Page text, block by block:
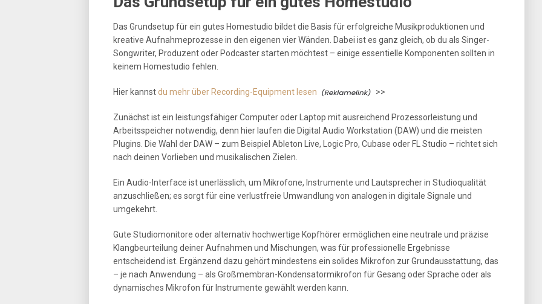
Das Grundsetup für ein gutes Homestudio bildet die Basis für erfolgreiche Musikproduktionen und
kreative Aufnahmeprozesse in den eigenen vier Wänden. Dabei ist es ganz gleich, ob du als Singer-
Songwriter, Produzent oder Podcaster starten möchtest – einige essentielle Komponenten sollten in
keinem Homestudio fehlen.
Hier kannstdu mehr über Recording-Equipment lesen >>
Zunächst ist ein leistungsfähiger Computer oder Laptop mit ausreichend Prozessorleistung und
Arbeitsspeicher notwendig, denn hier laufen die Digital Audio Workstation (DAW) und die meisten
Plugins. Die Wahl der DAW – zum Beispiel Ableton Live, Logic Pro, Cubase oder FL Studio – richtet sich
nach deinen Vorlieben und musikalischen Zielen.
Ein Audio-Interface ist unerlässlich, um Mikrofone, Instrumente und Lautsprecher in Studioqualität
anzuschließen; es sorgt für eine verlustfreie Umwandlung von analogen in digitale Signale und
umgekehrt.
Gute Studiomonitore oder alternativ hochwertige Kopfhörer ermöglichen eine neutrale und präzise
Klangbeurteilung deiner Aufnahmen und Mischungen, was für professionelle Ergebnisse
entscheidend ist. Ergänzend dazu gehört mindestens ein solides Mikrofon zur Grundausstattung, das
– je nach Anwendung – als Großmembran-Kondensatormikrofon für Gesang oder Sprache oder als
dynamisches Mikrofon für Instrumente gewählt werden kann.